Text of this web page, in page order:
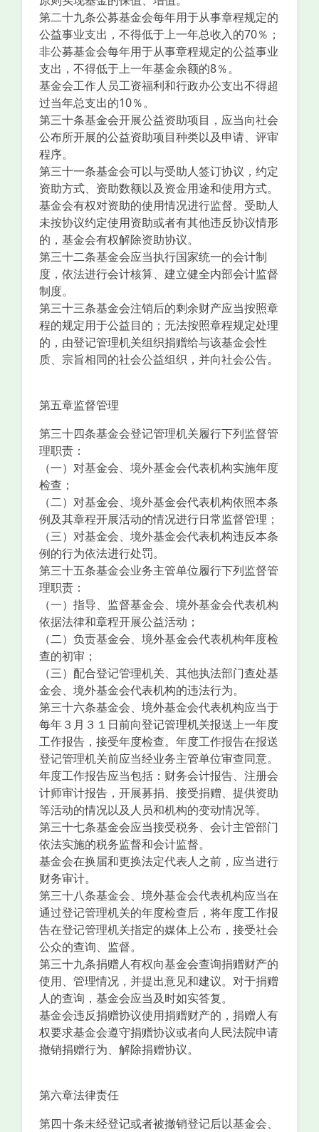
第二十九条公募基金会每年用于从事章程规定的
公益事业支出，不得低于上一年总收入的70％；
非公募基金会每年用于从事章程规定的公益事业
支出，不得低于上一年基金余额的8％。
基金会工作人员工资福利和行政办公支出不得超
过当年总支出的10％。
第三十条基金会开展公益资助项目，应当向社会
公布所开展的公益资助项目种类以及申请、评审
程序。
第三十一条基金会可以与受助人签订协议，约定
资助方式、资助数额以及资金用途和使用方式。
基金会有权对资助的使用情况进行监督。受助人
未按协议约定使用资助或者有其他违反协议情形
的，基金会有权解除资助协议。
第三十二条基金会应当执行国家统一的会计制
度，依法进行会计核算、建立健全内部会计监督
制度。
第三十三条基金会注销后的剩余财产应当按照章
程的规定用于公益目的；无法按照章程规定处理
的，由登记管理机关组织捐赠给与该基金会性
质、宗旨相同的社会公益组织，并向社会公告。
第五章监督管理
第三十四条基金会登记管理机关履行下列监督管
理职责：
（一）对基金会、境外基金会代表机构实施年度
检查；
（二）对基金会、境外基金会代表机构依照本条
例及其章程开展活动的情况进行日常监督管理；
（三）对基金会、境外基金会代表机构违反本条
例的行为依法进行处罚。
第三十五条基金会业务主管单位履行下列监督管
理职责：
（一）指导、监督基金会、境外基金会代表机构
依据法律和章程开展公益活动；
（二）负责基金会、境外基金会代表机构年度检
查的初审；
（三）配合登记管理机关、其他执法部门查处基
金会、境外基金会代表机构的违法行为。
第三十六条基金会、境外基金会代表机构应当于
每年３月３１日前向登记管理机关报送上一年度
工作报告，接受年度检查。年度工作报告在报送
登记管理机关前应当经业务主管单位审查同意。
年度工作报告应当包括：财务会计报告、注册会
计师审计报告，开展募捐、接受捐赠、提供资助
等活动的情况以及人员和机构的变动情况等。
第三十七条基金会应当接受税务、会计主管部门
依法实施的税务监督和会计监督。
基金会在换届和更换法定代表人之前，应当进行
财务审计。
第三十八条基金会、境外基金会代表机构应当在
通过登记管理机关的年度检查后，将年度工作报
告在登记管理机关指定的媒体上公布，接受社会
公众的查询、监督。
第三十九条捐赠人有权向基金会查询捐赠财产的
使用、管理情况，并提出意见和建议。对于捐赠
人的查询，基金会应当及时如实答复。
基金会违反捐赠协议使用捐赠财产的，捐赠人有
权要求基金会遵守捐赠协议或者向人民法院申请
撤销捐赠行为、解除捐赠协议。
第六章法律责任
第四十条未经登记或者被撤销登记后以基金会、